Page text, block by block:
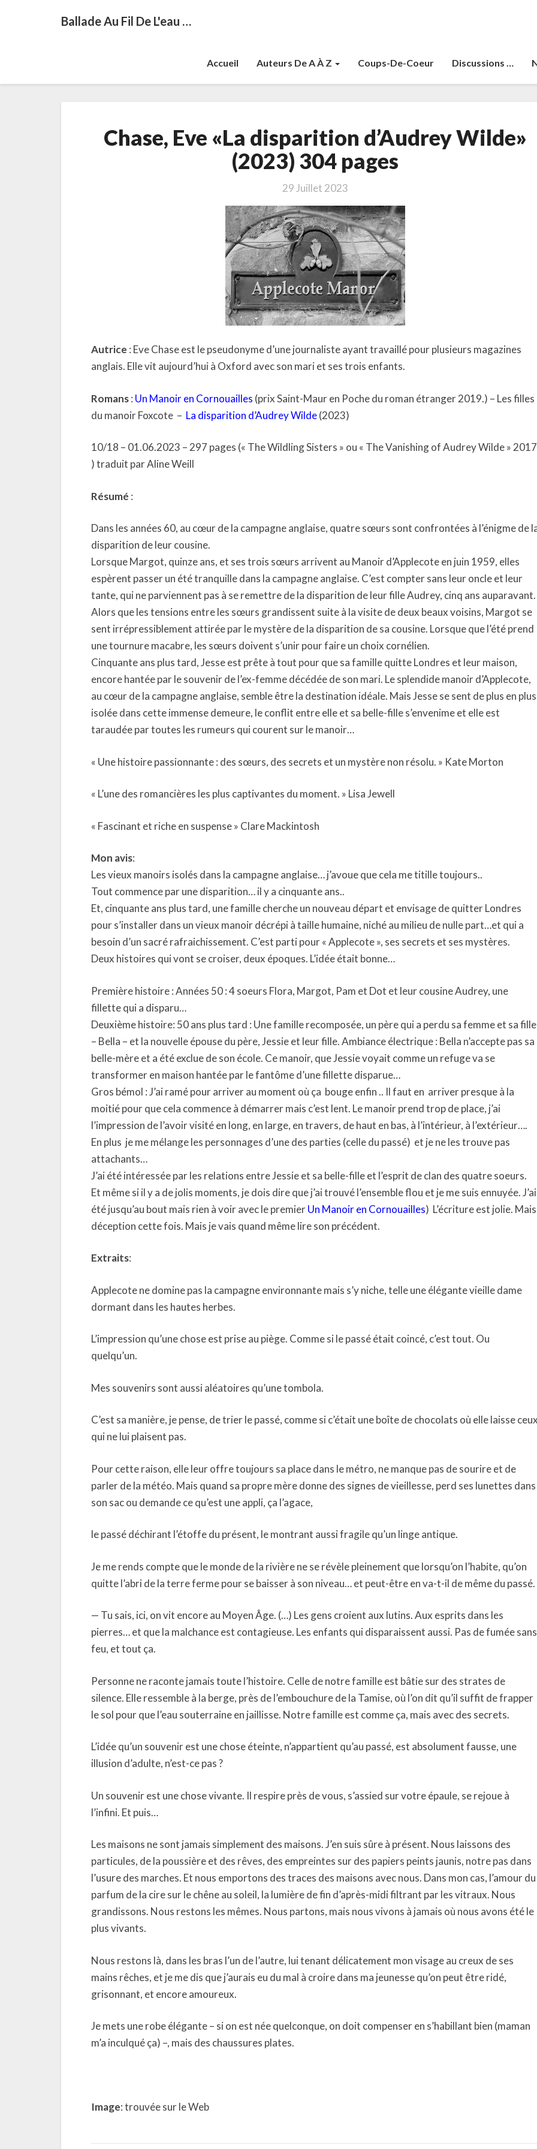
Ballade Au Fil De L'eau …
Accueil Auteurs De A À Z Coups-De-Coeur Discussions …
Eve
«La
disparition
Wilde»
(2023)
304
pages
Chase, Eve «La disparition d’Audrey Wilde»
(2023) 304 pages
29 Juillet 2023
Autrice : Eve Chase est le pseudonyme d’une journaliste ayant travaillé pour plusieurs magazines
anglais. Elle vit aujourd’hui à Oxford avec son mari et ses trois enfants.
Romans: Un Manoir en Cornouailles (prix Saint-Maur en Poche du roman étranger 2019.) – Les filles
du manoir Foxcote – La disparition d’Audrey Wilde(2023)
10/18 – 01.06.2023 – 297 pages (« The Wildling Sisters » ou « The Vanishing of Audrey Wilde » 2017
) traduit par Aline Weill
Résumé :
Dans les années 60, au cœur de la campagne anglaise, quatre sœurs sont confrontées à l’énigme de
disparition de leur cousine.
Lorsque Margot, quinze ans, et ses trois sœurs arrivent au Manoir d’Applecote en juin 1959, elles
espèrent passer un été tranquille dans la campagne anglaise. C’est compter sans leur oncle et leur
tante, qui ne parviennent pas à se remettre de la disparition de leur fille Audrey, cinq ans auparavant.
Alors que les tensions entre les sœurs grandissent suite à la visite de deux beaux voisins, Margot se
sent irrépressiblement attirée par le mystère de la disparition de sa cousine. Lorsque que l’été prend
une tournure macabre, les sœurs doivent s’unir pour faire un choix cornélien.
Cinquante ans plus tard, Jesse est prête à tout pour que sa famille quitte Londres et leur maison,
encore hantée par le souvenir de l’ex-femme décédée de son mari. Le splendide manoir d’Applecote,
au cœur de la campagne anglaise, semble être la destination idéale. Mais Jesse se sent de plus en plus
isolée dans cette immense demeure, le conflit entre elle et sa belle-fille s’envenime et elle est
taraudée par toutes les rumeurs qui courent sur le manoir…
« Une histoire passionnante : des sœurs, des secrets et un mystère non résolu. » Kate Morton
« L’une des romancières les plus captivantes du moment. » Lisa Jewell
« Fascinant et riche en suspense » Clare Mackintosh
Mon avis:
Les vieux manoirs isolés dans la campagne anglaise… j’avoue que cela me titille toujours..
Tout commence par une disparition… il y a cinquante ans..
Et, cinquante ans plus tard, une famille cherche un nouveau départ et envisage de quitter Londres
pour s’installer dans un vieux manoir décrépi à taille humaine, niché au milieu de nulle part…et qui a
besoin d’un sacré rafraichissement. C’est parti pour « Applecote », ses secrets et ses mystères.
Deux histoires qui vont se croiser, deux époques. L’idée était bonne…
Première histoire : Années 50 : 4 soeurs Flora, Margot, Pam et Dot et leur cousine Audrey, une
fillette qui a disparu…
Deuxième histoire: 50 ans plus tard : Une famille recomposée, un père qui a perdu sa femme et sa fille
– Bella – et la nouvelle épouse du père, Jessie et leur fille. Ambiance électrique : Bella n’accepte pas sa
belle-mère et a été exclue de son école. Ce manoir, que Jessie voyait comme un refuge va se
transformer en maison hantée par le fantôme d’une fillette disparue…
Gros bémol : J’ai ramé pour arriver au moment où ça bouge enfin .. Il faut en arriver presque à la
moitié pour que cela commence à démarrer mais c’est lent. Le manoir prend trop de place, j’ai
l’impression de l’avoir visité en long, en large, en travers, de haut en bas, à l’intérieur, à l’extérieur….
En plus je me mélange les personnages d’une des parties (celle du passé) et je ne les trouve pas
attachants…
J’ai été intéressée par les relations entre Jessie et sa belle-fille et l’esprit de clan des quatre soeurs.
Et même si il y a de jolis moments, je dois dire que j’ai trouvé l’ensemble flou et je me suis ennuyée. J’ai
été jusqu’au bout mais rien à voir avec le premierUn Manoir en Cornouailles) L’écriture est jolie. Mais
déception cette fois. Mais je vais quand même lire son précédent.
Extraits:
Applecote ne domine pas la campagne environnante mais s’y niche, telle une élégante vieille dame
dormant dans les hautes herbes.
L’impression qu’une chose est prise au piège. Comme si le passé était coincé, c’est tout. Ou
quelqu’un.
Mes souvenirs sont aussi aléatoires qu’une tombola.
C’est sa manière, je pense, de trier le passé, comme si c’était une boîte de chocolats où elle laisse
qui ne lui plaisent pas.
Pour cette raison, elle leur offre toujours sa place dans le métro, ne manque pas de sourire et de
parler de la météo. Mais quand sa propre mère donne des signes de vieillesse, perd ses lunettes dans
son sac ou demande ce qu’est une appli, ça l’agace,
le passé déchirant l’étoffe du présent, le montrant aussi fragile qu’un linge antique.
Je me rends compte que le monde de la rivière ne se révèle pleinement que lorsqu’on l’habite, qu’on
quitte l’abri de la terre ferme pour se baisser à son niveau… et peut-être en va-t-il de même du passé.
— Tu sais, ici, on vit encore au Moyen Âge. (…) Les gens croient aux lutins. Aux esprits dans les
pierres… et que la malchance est contagieuse. Les enfants qui disparaissent aussi. Pas de fumée sans
feu, et tout ça.
Personne ne raconte jamais toute l’histoire. Celle de notre famille est bâtie sur des strates de
silence. Elle ressemble à la berge, près de l’embouchure de la Tamise, où l’on dit qu’il suffit de frapper
le sol pour que l’eau souterraine en jaillisse. Notre famille est comme ça, mais avec des secrets.
L’idée qu’un souvenir est une chose éteinte, n’appartient qu’au passé, est absolument fausse, une
illusion d’adulte, n’est-ce pas ?
Un souvenir est une chose vivante. Il respire près de vous, s’assied sur votre épaule, se rejoue à
l’infini. Et puis…
Les maisons ne sont jamais simplement des maisons. J’en suis sûre à présent. Nous laissons des
particules, de la poussière et des rêves, des empreintes sur des papiers peints jaunis, notre pas dans
l’usure des marches. Et nous emportons des traces des maisons avec nous. Dans mon cas, l’amour du
parfum de la cire sur le chêne au soleil, la lumière de fin d’après-midi filtrant par les vitraux. Nous
grandissons. Nous restons les mêmes. Nous partons, mais nous vivons à jamais où nous avons été le
plus vivants.
Nous restons là, dans les bras l’un de l’autre, lui tenant délicatement mon visage au creux de ses
mains rêches, et je me dis que j’aurais eu du mal à croire dans ma jeunesse qu’on peut être ridé,
grisonnant, et encore amoureux.
Je mets une robe élégante – si on est née quelconque, on doit compenser en s’habillant bien (maman
m’a inculqué ça) –, mais des chaussures plates.
Image: trouvée sur le Web